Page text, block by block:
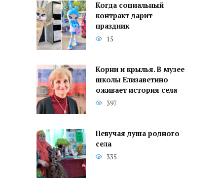
Когда социальный
контракт дарит
праздник
15
Корни и крылья. В музее
школы Елизаветино
оживает история села
397
Певучая душа родного
села
335